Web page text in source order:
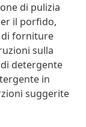
di pulizia
il porfido,
di forniture
sulla
detergente
in
suggerite